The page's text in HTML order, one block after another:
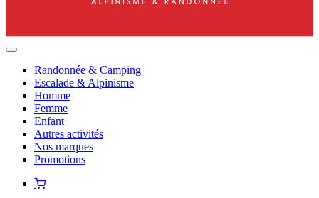
Randonnée & Camping
Escalade & Alpinisme
Homme
Femme
Enfant
Autres activités
Nos marques
Promotions